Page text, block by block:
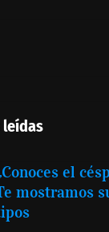
leídas
el
mostramos